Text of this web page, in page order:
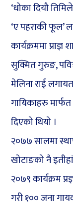
‘धोका दियौ
‘ए पहराकी फूल’
कार्यक्रममा
सुक्मित गुरुङ,
मेलिना राई
गायिकाहरु
दिएको थियो ।
२०७७ सालमा
खोटाङको नै
२०७९ कार्यक्रम
गरी १०० जना